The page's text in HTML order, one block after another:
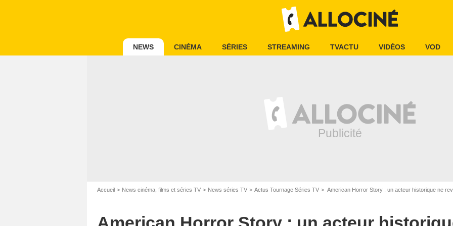
NEWS CINÉMA SÉRIES STREAMING TVACTU VIDÉOS VOD
Accueil News cinéma, films et séries TV News séries TV Actus Tournage Séries TV American Horror Story : un acteur historique ne